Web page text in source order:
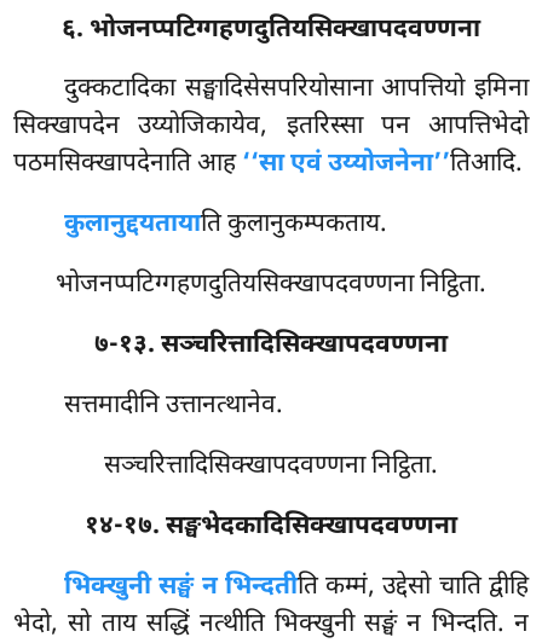
६. भोजनप्पटिग्गहणदुतियसिक्खापदवण्णना
दुक्कटादिका सङ्घादिसेसपरियोसाना आपत्तियो इमिना
सिक्खापदेन उय्योजिकायेव, इतरिस्सा पन आपत्तिभेदो
पठमसिक्खापदेनाति आह‘‘सा एवं उय्योजनेना’’तिआदि.
कुलानुद्दयतायाति कुलानुकम्पकताय.
भोजनप्पटिग्गहणदुतियसिक्खापदवण्णना निट्ठिता.
७-१३. सञ्चरित्तादिसिक्खापदवण्णना
सत्तमादीनिउत्तानत्थानेव.
सञ्चरित्तादिसिक्खापदवण्णना निट्ठिता.
१४-१७. सङ्घभेदकादिसिक्खापदवण्णना
भिक्खुनी सङ्घं न भिन्दतीति कम्मं, उद्देसो चाति द्वीहि
भेदो, सो ताय सद्धिं नत्थीति भिक्खुनी सङ्घं न भिन्दति. न